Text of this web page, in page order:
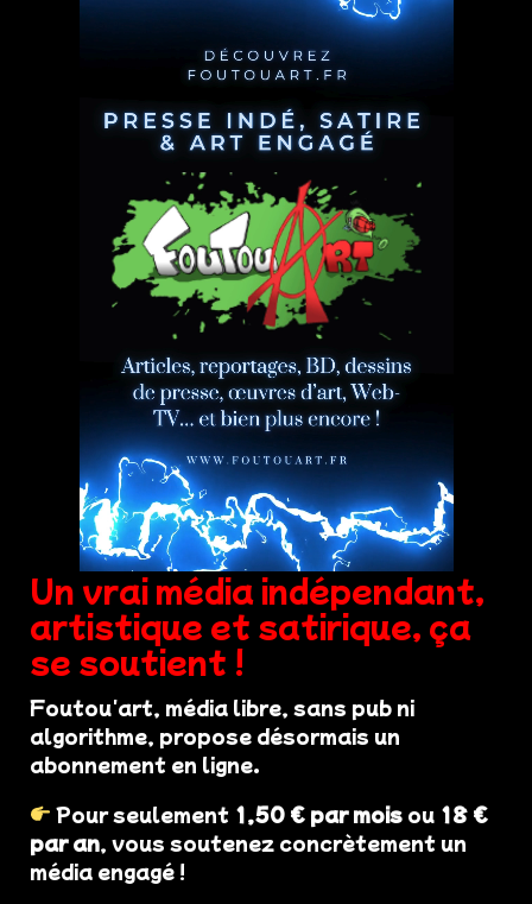
Un vrai média indépendant,
artistique et satirique, ça
se soutient !
Foutou'art, média libre, sans pub ni
algorithme, propose désormais un
abonnement en ligne.
Pour seulement 1,50 € par mois ou 18 €
par an, vous soutenez concrètement un
média engagé !